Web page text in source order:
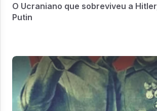
O Ucraniano que sobreviveu a
Putin